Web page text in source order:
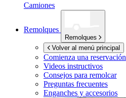
Camiones
Remolques
Remolques
Volver al menú principal
Comienza una reservación
Videos instructivos
Consejos para remolcar
Preguntas frecuentes
Enganches y accesorios